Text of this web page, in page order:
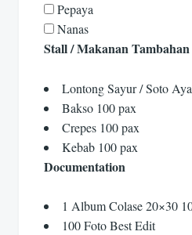
Pepaya
Nanas
Stall / Makanan Tambahan
Lontong Sayur / Soto
Bakso 100 pax
Crepes 100 pax
Kebab 100 pax
Documentation
1 Album Colase 20×30
100 Foto Best Edit